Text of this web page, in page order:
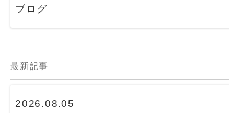
ブログ
最新記事
2026.08.05